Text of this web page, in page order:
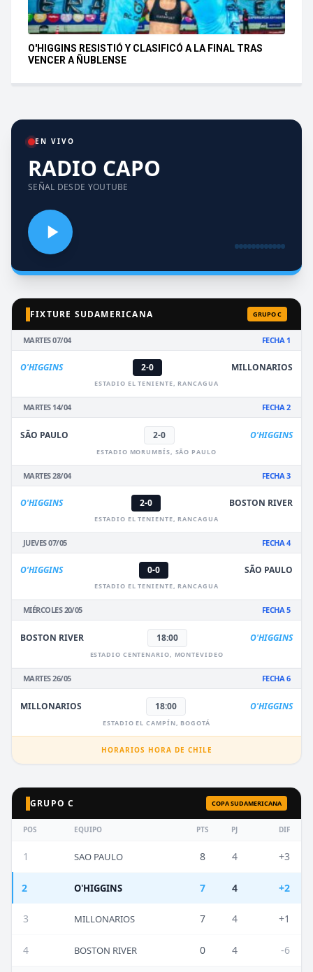
O'HIGGINS RESISTIÓ Y CLASIFICÓ A LA FINAL TRAS
VENCER A ÑUBLENSE
EN VIVO
RADIO CAPO
SEÑAL DESDE YOUTUBE
FIXTURE SUDAMERICANA GRUPO C
MARTES 07/04 FECHA 1
O'HIGGINS 2-0 MILLONARIOS
ESTADIO EL TENIENTE, RANCAGUA
MARTES 14/04 FECHA 2
SÃO PAULO 2-0 O'HIGGINS
ESTADIO MORUMBÍS, SÃO PAULO
MARTES 28/04 FECHA 3
O'HIGGINS 2-0 BOSTON RIVER
ESTADIO EL TENIENTE, RANCAGUA
JUEVES 07/05 FECHA 4
O'HIGGINS 0-0 SÃO PAULO
ESTADIO EL TENIENTE, RANCAGUA
MIÉRCOLES 20/05 FECHA 5
BOSTON RIVER 18:00 O'HIGGINS
ESTADIO CENTENARIO, MONTEVIDEO
MARTES 26/05 FECHA 6
MILLONARIOS 18:00 O'HIGGINS
ESTADIO EL CAMPÍN, BOGOTÁ
HORARIOS HORA DE CHILE
GRUPO C COPA SUDAMERICANA
POS EQUIPO PTS PJ DIF
1 SAO PAULO 8 4 +3
2 O'HIGGINS 7 4 +2
3 MILLONARIOS 7 4 +1
4 BOSTON RIVER 0 4 -6